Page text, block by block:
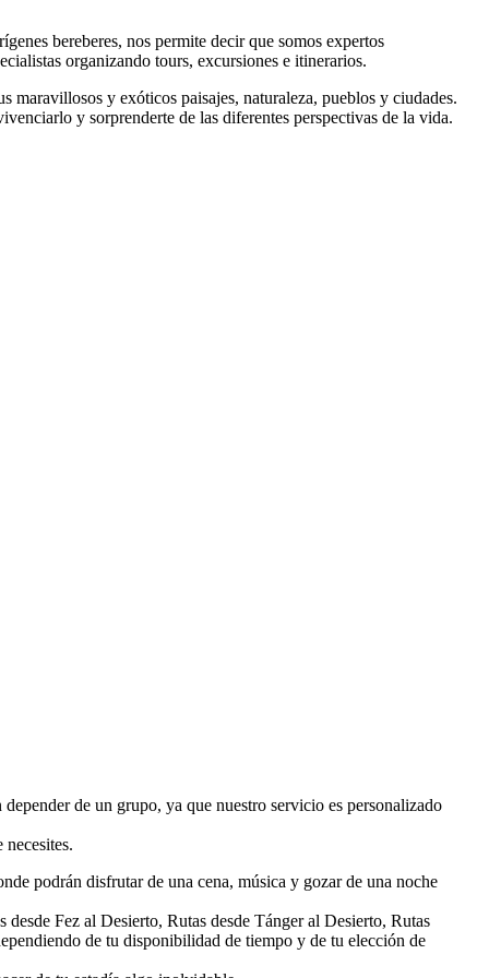
bereberes, nos permite decir que somos expertos
organizando tours, excursiones e itinerarios.
maravillosos y exóticos paisajes, naturaleza, pueblos y ciudades.
y sorprenderte de las diferentes perspectivas de la vida.
de un grupo, ya que nuestro servicio es personalizado
podrán disfrutar de una cena, música y gozar de una noche
Fez al Desierto, Rutas desde Tánger al Desierto, Rutas
de tu disponibilidad de tiempo y de tu elección de